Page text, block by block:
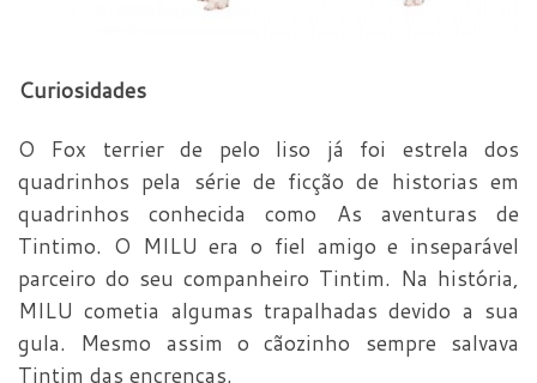
Curiosidades
O Fox terrier de pelo liso já foi estrela dos
quadrinhos pela série de ficção de historias em
quadrinhos conhecida como As aventuras de
Tintimo. O MILU era o fiel amigo e inseparável
parceiro do seu companheiro Tintim. Na história,
MILU cometia algumas trapalhadas devido a sua
gula. Mesmo assim o cãozinho sempre salvava
Tintim das encrencas.